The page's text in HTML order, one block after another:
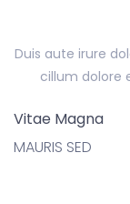
Duis aute irure
cillum dolore
Vitae Magna
MAURIS SED